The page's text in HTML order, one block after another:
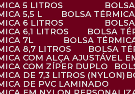
5 LITROS
5,5 L
BOLSA
6 LITROS
6,1 LITROS
BOLSA
7L
BOLSA
8,7 LITROS
BOLSA
COM ALÇA AJUSTÁVEL
COM ZÍPER DUPLO
DE 7,3 LITROS (NYLON)
DE PVC LAMINADO